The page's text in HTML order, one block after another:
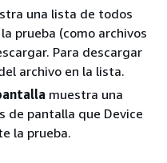
una lista de todos
prueba (como archivos
Para descargar
archivo en la lista.
muestra una
de pantalla que Device
la prueba.